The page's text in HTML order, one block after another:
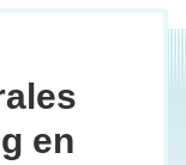
en